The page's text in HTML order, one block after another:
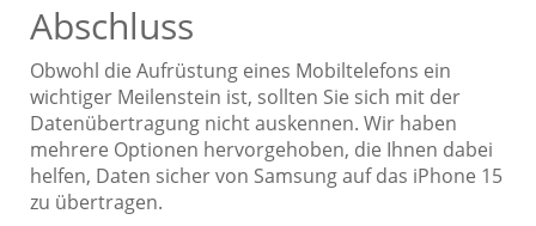
Abschluss
Obwohl die Aufrüstung eines Mobiltelefons ein
wichtiger Meilenstein ist, sollten Sie sich mit der
Datenübertragung nicht auskennen. Wir haben
mehrere Optionen hervorgehoben, die Ihnen dabei
helfen, Daten sicher von Samsung auf das iPhone 15
zu übertragen.